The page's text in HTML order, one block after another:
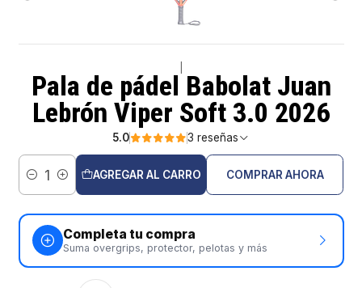
Pala de pádel Babolat Juan
Lebrón Viper Soft 3.0 2026
5.0 3 reseñas
Cantidad
AGREGAR AL CARRO COMPRAR AHORA
Completa tu compra
Suma overgrips, protector, pelotas y más